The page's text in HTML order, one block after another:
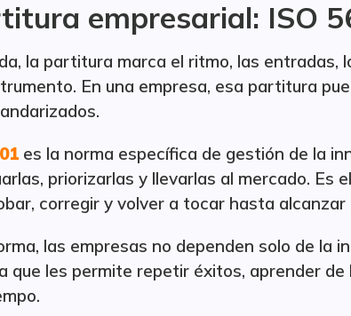
empresarial: ISO
la partitura marca el ritmo, las entradas,
En una empresa, esa partitura
es la norma específica de gestión de la
priorizarlas y llevarlas al mercado. Es
corregir y volver a tocar hasta alcanzar
las empresas no dependen solo de la
que les permite repetir éxitos, aprender